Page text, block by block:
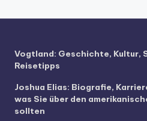
Vogtland: Geschichte, Kultur,
Reisetipps
Joshua Elias: Biografie,
was Sie über den
sollten